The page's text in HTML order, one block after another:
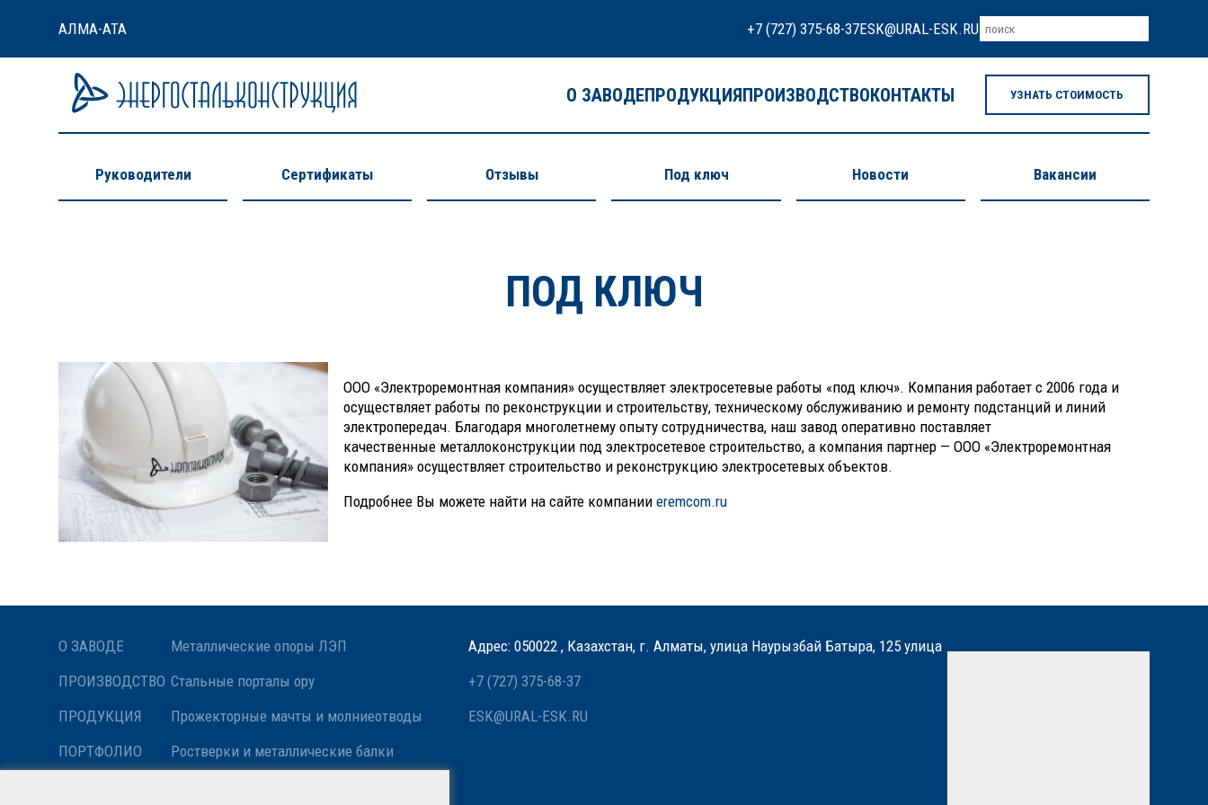
АЛМА-АТА +7 (727) 375-68-37ESK@URAL-ESK.RU
О ЗАВОДЕПРОДУКЦИЯПРОИЗВОДСТВОКОНТАКТЫ УЗНАТЬ СТОИМОСТЬ
Руководители Сертификаты Отзывы Под ключ Новости Вакансии
ПОД КЛЮЧ
ООО «Электроремонтная компания» осуществляет электросетевые работы «под ключ». Компания работает с 2006 года и
осуществляет работы по реконструкции и строительству, техническому обслуживанию и ремонту подстанций и линий
электропередач. Благодаря многолетнему опыту сотрудничества, наш завод оперативно поставляет
качественные металлоконструкции под электросетевое строительство, а компания партнер — ООО «Электроремонтная
компания» осуществляет строительство и реконструкцию электросетевых объектов.
Подробнее Вы можете найти на сайте компании eremcom.ru
О ЗАВОДЕ
ПРОИЗВОДСТВО
ПРОДУКЦИЯ
ПОРТФОЛИО
Металлические опоры ЛЭП
Стальные порталы ору
Прожекторные мачты и молниеотводы
Ростверки и металлические балки
Адрес: 050022 , Казахстан, г. Алматы, улица Наурызбай Батыра, 125 улица
+7 (727) 375-68-37
ESK@URAL-ESK.RU